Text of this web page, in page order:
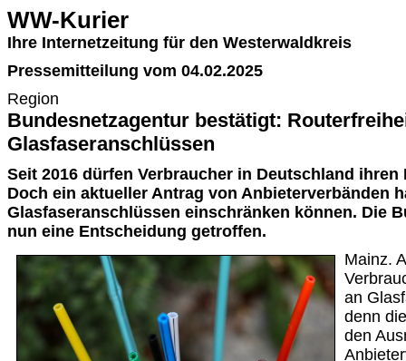
WW-Kurier
Ihre Internetzeitung für den Westerwaldkreis
Pressemitteilung vom 04.02.2025
Region
Bundesnetzagentur bestätigt:
Glasfaseranschlüssen
Seit 2016 dürfen Verbraucher in Deutschland ihren
Doch ein aktueller Antrag von Anbieterverbänden
Glasfaseranschlüssen einschränken können. Die
nun eine Entscheidung getroffen.
Mainz.
an
denn
den